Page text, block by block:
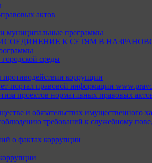
актов
и муниципальные программы
К СЕТЯМ В
среды
коррупции
портал правовой информации
проектов нормативных правовых
и обязательствах имущественного
требований к служебному
о фактах коррупции